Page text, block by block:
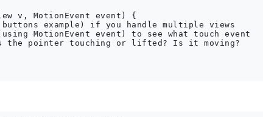
v, MotionEvent event) {
example) if you handle multiple views
MotionEvent event) to see what touch event
the pointer touching or lifted? Is it moving?